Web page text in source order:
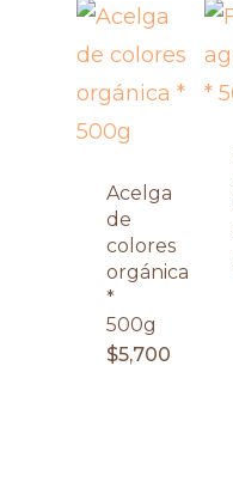
Acelga
de
colores
orgánica
*
500g
$5,700